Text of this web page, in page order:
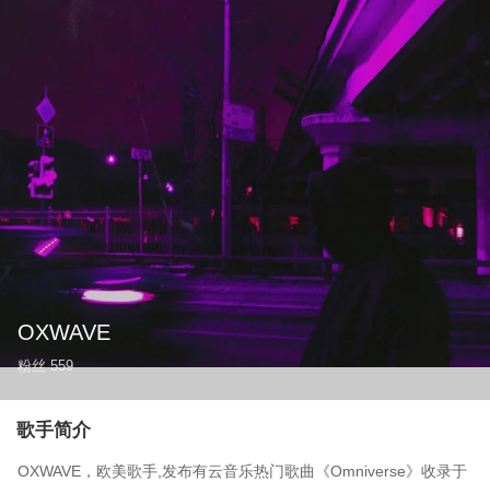
OXWAVE
粉丝 559
歌手简介
OXWAVE，欧美歌手,发布有云音乐热门歌曲《Omniverse》收录于